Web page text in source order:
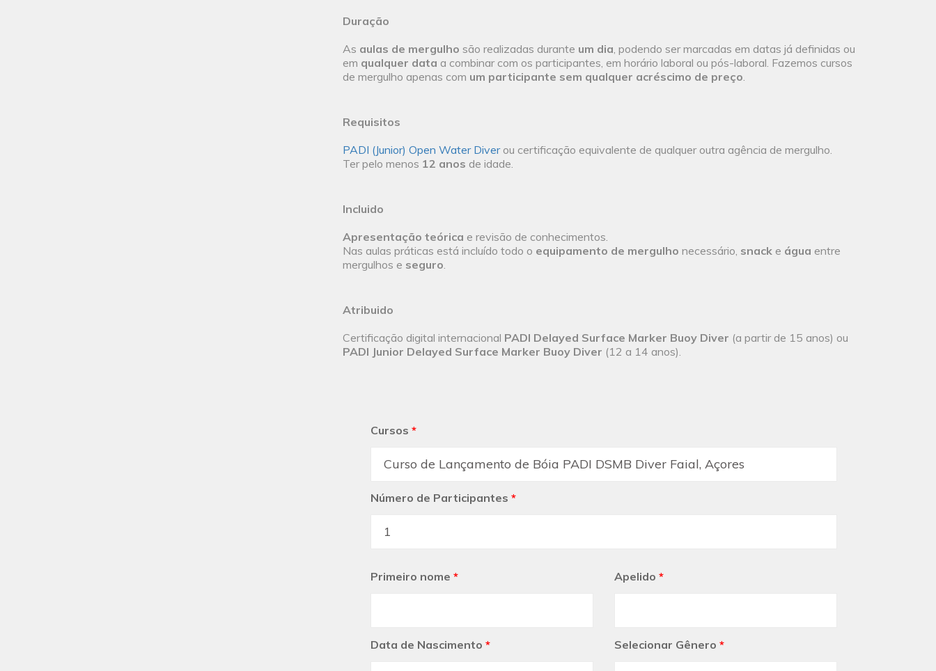
Duração
As aulas de mergulho são realizadas durante um dia, podendo ser marcadas em datas já definidas ou
em qualquer data a combinar com os participantes, em horário laboral ou pós-laboral. Fazemos cursos
de mergulho apenas com um participante sem qualquer acréscimo de preço.
Requisitos
PADI (Junior) Open Water Diverou certificação equivalente de qualquer outra agência de mergulho.
Ter pelo menos 12 anos de idade.
Incluido
Apresentação teórica e revisão de conhecimentos.
Nas aulas práticas está incluído todo o equipamento de mergulho necessário, snack e água entre
mergulhos e seguro.
Atribuido
Certificação digital internacional PADI Delayed Surface Marker Buoy Diver (a partir de 15 anos) ou
PADI Junior Delayed Surface Marker Buoy Diver (12 a 14 anos).
Cursos *
Número de Participantes *
Primeiro nome * Apelido *
Data de Nascimento * Selecionar Gênero *